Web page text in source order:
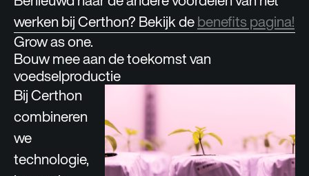
werken bij Certhon? Bekijk debenefits pagina!
Grow as one.
Bouw mee aan de toekomst van
voedselproductie
Bij Certhon
combineren
we
technologie,